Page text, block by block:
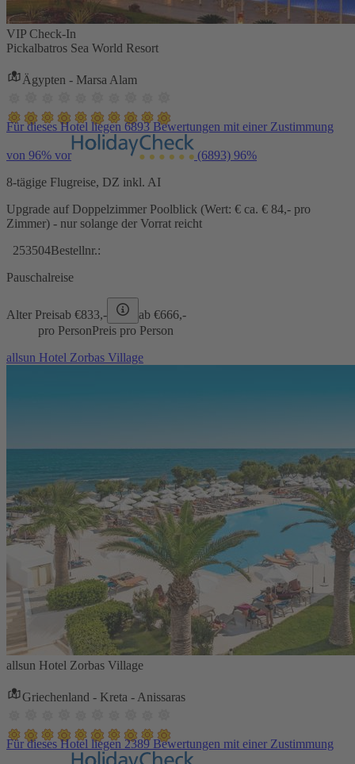
VIP Check-In
Pickalbatros Sea World Resort
Ägypten - Marsa Alam
Für dieses Hotel liegen 6893 Bewertungen mit einer Zustimmung
von 96% vor (6893) 96%
8-tägige Flugreise, DZ inkl. AI
Upgrade auf Doppelzimmer Poolblick (Wert: € ca. € 84,- pro
Zimmer) - nur solange der Vorrat reicht
253504Bestellnr.:
Pauschalreise
Alter Preisab €833,- ab €666,-
pro PersonPreis pro Person
allsun Hotel Zorbas Village
allsun Hotel Zorbas Village
Griechenland - Kreta - Anissaras
Für dieses Hotel liegen 2389 Bewertungen mit einer Zustimmung